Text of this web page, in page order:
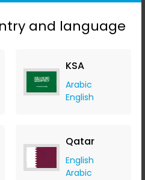
and language
KSA
Arabic
English
Qatar
English
Arabic
منسوجة دافئة قبعة التزلج على
Cashback